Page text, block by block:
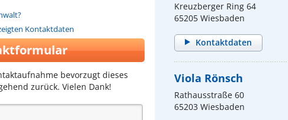
Kontaktdaten
bevorzugt dieses
zurück. Vielen Dank!
Kreuzberger Ring 64
65205 Wiesbaden
Kontaktdaten
Viola Rönsch
Rathausstraße 60
65203 Wiesbaden